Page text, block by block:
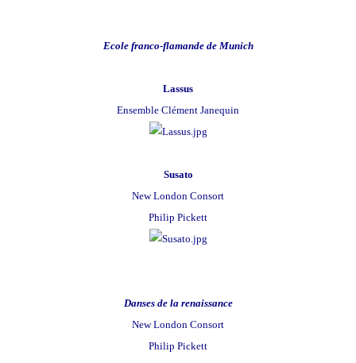
Ecole franco-flamande de Munich
Lassus
Ensemble Clément Janequin
Susato
New London Consort
Philip Pickett
Danses de la renaissance
New London Consort
Philip Pickett